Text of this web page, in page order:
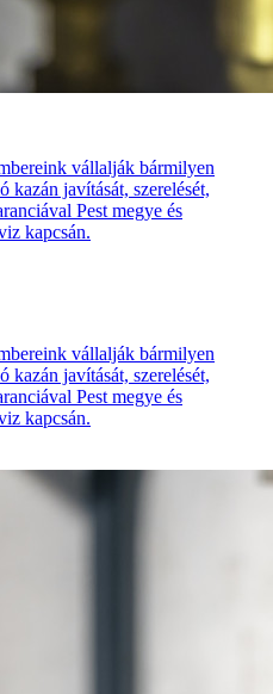
vállalják bármilyen
javítását, szerelését,
Pest megye és
kapcsán.
vállalják bármilyen
javítását, szerelését,
Pest megye és
kapcsán.